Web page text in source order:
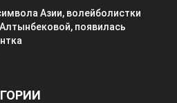
Азии, волейболистки
появилась